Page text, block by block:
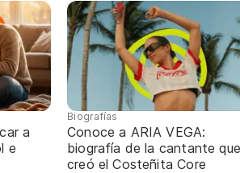
a
e
Biografías
Conoce a ARIA VEGA:
biografía de la cantante que
creó el Costeñita Core